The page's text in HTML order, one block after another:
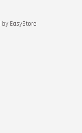
by EasyStore